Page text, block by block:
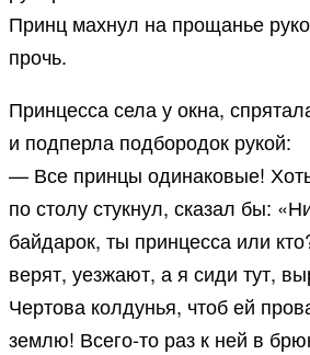
Принц махнул на прощанье
прочь.
Принцесса села у окна,
и подперла подбородок рукой:
— Все принцы одинаковые!
по столу стукнул, сказал бы:
байдарок, ты принцесса или
верят, уезжают, а я сиди тут,
Чертова колдунья, чтоб ей
землю! Всего-то раз к ней в